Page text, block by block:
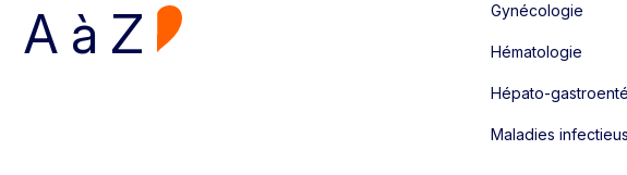
A à Z
Gynécologie
Hématologie
Hépato-
Maladies